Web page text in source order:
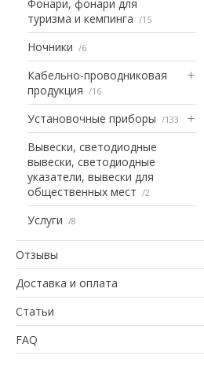
Фонари, фонари для
туризма и кемпинга
15
Ночники 6
Кабельно-проводниковая
продукция
16
Установочные приборы 133
Вывески, светодиодные
вывески, светодиодные
указатели, вывески для
общественных мест
2
Услуги 8
Отзывы
Доставка и оплата
Статьи
FAQ